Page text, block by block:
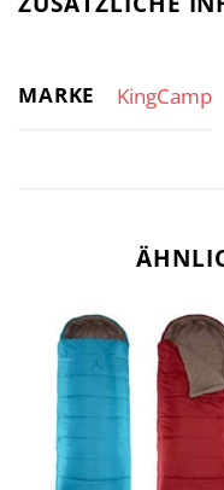
MARKE KingCamp